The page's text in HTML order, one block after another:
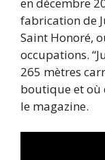
fabrication de
Saint Honoré,
occupations.
265 mètres
boutique et où
le magazine.